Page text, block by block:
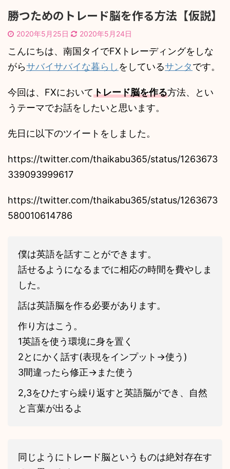
勝つためのトレード脳を作る方法【仮説】
2020年5月25日 2020年5月24日
こんにちは、南国タイでFXトレーディングをしな
がらサバイサバイな暮らし をしているサンタです。
今回は、FXにおいてトレード脳を作る方法、とい
うテーマでお話をしたいと思います。
先日に以下のツイートをしました。
https://twitter.com/thaikabu365/status/1263673
339093999617
https://twitter.com/thaikabu365/status/1263673
580010614786
僕は英語を話すことができます。
話せるようになるまでに相応の時間を費やしま
した。
話は英語脳を作る必要があります。
作り方はこう。
1英語を使う環境に身を置く
2とにかく話す(表現をインプット->使う)
3間違ったら修正->また使う
2,3をひたすら繰り返すと英語脳ができ、自然
と言葉が出るよ
同じようにトレード脳というものは絶対存在す